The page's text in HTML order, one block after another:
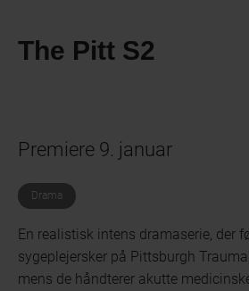
The Pitt S2
Drama
Premiere 9. januar
En realistisk intens dramaserie, der
sygeplejersker på Pittsburgh
mens de håndterer akutte